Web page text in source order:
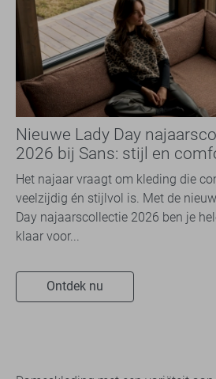
Nieuwe Lady Day
2026 bij Sans: stijl en
travelkwaliteit
Het najaar vraagt om kleding die
veelzijdig én stijlvol is. Met de
Day najaarscollectie 2026 ben je
klaar voor...
Ontdek nu